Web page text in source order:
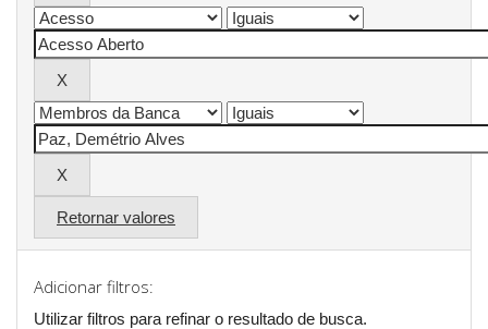
Retornar valores
Adicionar filtros:
Utilizar filtros para refinar o resultado de busca.